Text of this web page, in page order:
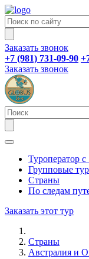
Заказать звонок
+7 (981) 731-09-90
Заказать звонок
Туроператор с
Групповые
Страны
По следам
Заказать этот тур
Страны
Австралия и